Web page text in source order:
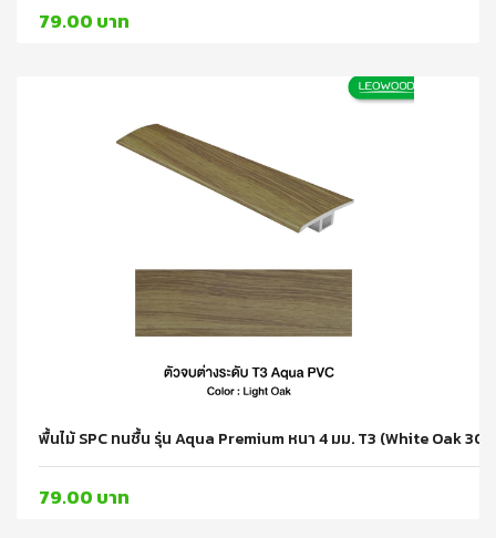
79.00 บาท
พื้นไม้ SPC ทนชื้น รุ่น Aqua Premium หนา 4 มม. T3 (White Oak
79.00 บาท